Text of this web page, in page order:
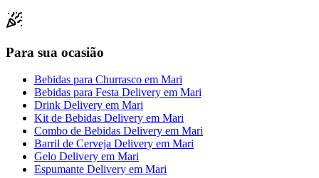
Para sua ocasião
Bebidas para Churrasco em Mari
Bebidas para Festa Delivery em Mari
Drink Delivery em Mari
Kit de Bebidas Delivery em Mari
Combo de Bebidas Delivery em Mari
Barril de Cerveja Delivery em Mari
Gelo Delivery em Mari
Espumante Delivery em Mari